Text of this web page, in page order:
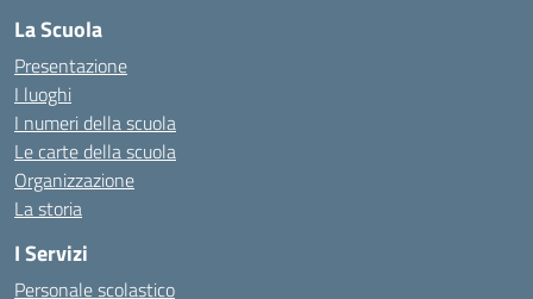
La Scuola
Presentazione
I luoghi
I numeri della scuola
Le carte della scuola
Organizzazione
La storia
I Servizi
Personale scolastico